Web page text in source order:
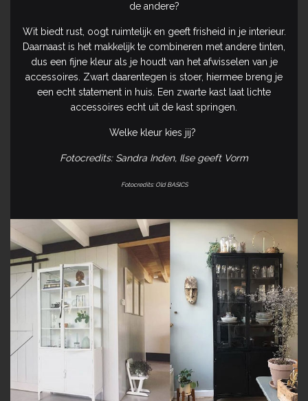
de andere?
Wit biedt rust, oogt ruimtelijk en geeft frisheid in je interieur.
Daarnaast is het makkelijk te combineren met andere tinten,
dus een fijne kleur als je houdt van het afwisselen van je
accessoires. Zwart daarentegen is stoer, hiermee breng je
een echt statement in huis. Een zwarte kast laat lichte
accessoires echt uit de kast springen.
Welke kleur kies jij?
Fotocredits: Sandra Inden, Ilse geeft Vorm
Fotocredits: Old BASICS